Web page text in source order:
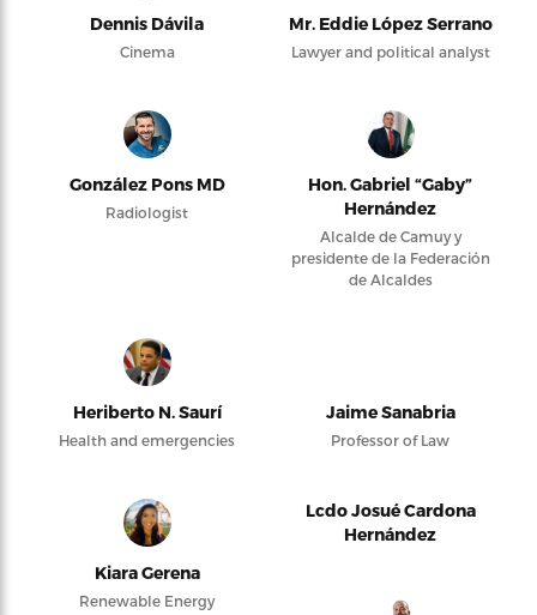
Dennis Dávila
Cinema
Mr. Eddie López Serrano
Lawyer and political analyst
González Pons MD
Radiologist
Hon. Gabriel “Gaby”
Hernández
Alcalde de Camuy y
presidente de la Federación
de Alcaldes
Heriberto N. Saurí
Health and emergencies
Jaime Sanabria
Professor of Law
Kiara Gerena
Renewable Energy
Lcdo Josué Cardona
Hernández